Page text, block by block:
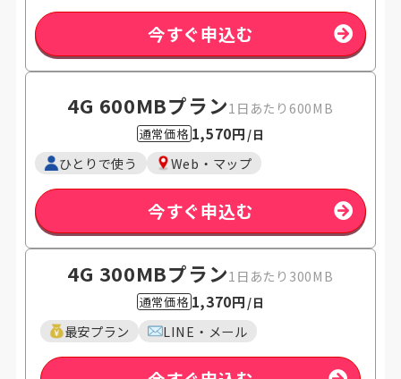
今すぐ申込む
4G 600MBプラン1日あたり600MB
通常価格1,570円 /日
ひとりで使う Web・マップ
今すぐ申込む
4G 300MBプラン1日あたり300MB
通常価格1,370円 /日
最安プラン LINE・メール